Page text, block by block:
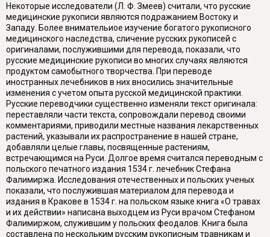
Некоторые исследователи (Л. Ф. Змеев) считали, что русские
медицинские рукописи являются подражанием Востоку и
Западу. Более внимательиое изучение богатого рукописного
медицинского наследства, сличение русских рукописей с
оригиналами, послужившими для перевода, показали, что
русские медицинские рукописи во многих случаях являются
продуктом самобытного творчества. При переводе
иностранных лечебников в них вносились значительные
изменения с учетом опыта русской медицинской практики.
Русские переводчики существенно изменяли текст оригинала:
переставляли части текста, сопровождали перевод своими
комментариями, приводили местные названия лекарственных
растений, указывали их распространение в нашей стране,
добавляли целые главы, посвященные растениям,
встречающимся на Руси. Долгое время считался переводным с
польского печатного издания 1534 г. лечебник Стефана
Фалимиржа. Исследования отечественных и польских ученых
показали, что послужившая материалом для перевода и
издания в Кракове в 1534 г. на польском языке книга «О травах
и их действии» написана выходцем из Руси врачом Стефаном
Фалимиржом, служившим у польских феодалов. Книга была
составлена по нескольким русским рукописным травникам и